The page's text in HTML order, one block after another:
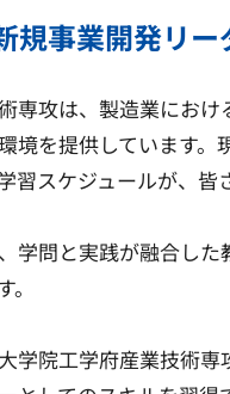
規事業開発リ
専攻は、製造業にお
境を提供しています。
習スケジュールが、皆
学問と実践が融合し
学院工学府産業技術